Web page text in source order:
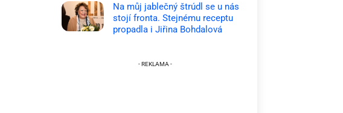
Na můj jablečný štrúdl se u nás
stojí fronta. Stejnému receptu
propadla i Jiřina Bohdalová